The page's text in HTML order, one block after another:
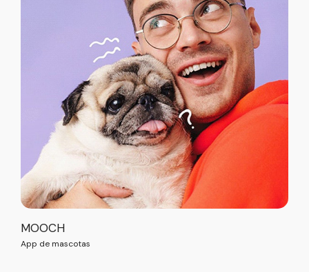
MOOCH
App de mascotas